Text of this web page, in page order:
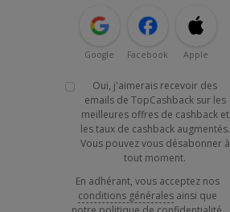
Google Facebook Apple
Oui, j'aimerais recevoir des
emails de TopCashback sur les
meilleures offres de cashback et
les taux de cashback augmentés.
Vous pouvez vous désabonner à
tout moment.
En adhérant, vous acceptez nos
conditions générales ainsi que